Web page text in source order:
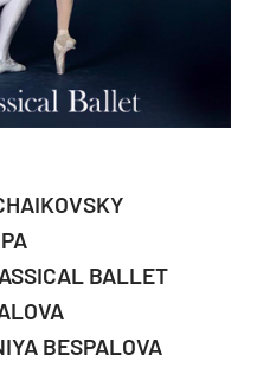
BALLET
BESPALOVA